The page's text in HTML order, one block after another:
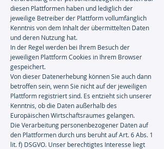
diesen Plattformen haben und lediglich der
jeweilige Betreiber der Plattform vollumfänglich
Kenntnis von dem Inhalt der übermittelten Daten
und deren Nutzung hat.
In der Regel werden bei Ihrem Besuch der
jeweiligen Plattform Cookies in Ihrem Browser
gespeichert.
Von dieser Datenerhebung können Sie auch dann
betroffen sein, wenn Sie nicht auf der jeweiligen
Plattform registriert sind. Es entzieht sich unserer
Kenntnis, ob die Daten außerhalb des
Europäischen Wirtschaftsraumes gelangen.
Die Verarbeitung personenbezogener Daten auf
den Plattformen durch uns beruht auf Art. 6 Abs. 1
lit. f) DSGVO. Unser berechtigtes Interesse liegt